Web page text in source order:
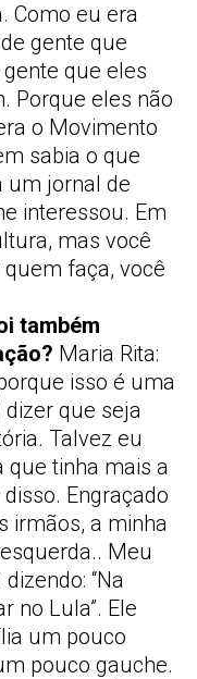
Como eu era
gente que
que eles
Porque eles não
o Movimento
sabia o que
um jornal de
interessou. Em
mas você
faça, você
também
Maria Rita:
isso é uma
que seja
Talvez eu
que tinha mais a
Engraçado
irmãos, a minha
Meu
“Na
no Lula”. Ele
um pouco
pouco gauche.